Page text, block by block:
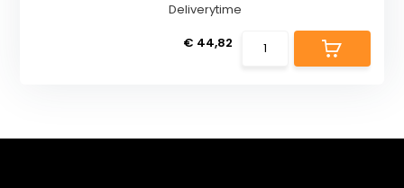
Deliverytime
€ 44,82